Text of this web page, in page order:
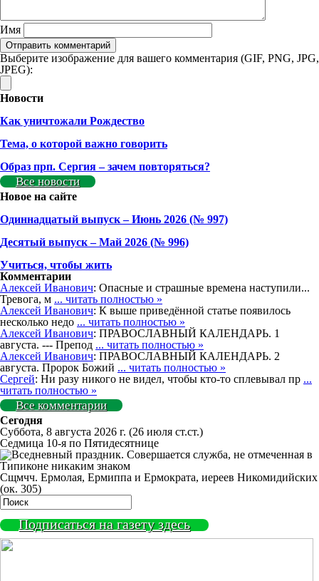
Имя
Выберите изображение для вашего комментария (GIF, PNG, JPG,
JPEG):
Новости
Как уничтожали Рождество
Тема, о которой важно говорить
Образ прп. Сергия – зачем повторяться?
Все новости
Новое на сайте
Одиннадцатый выпуск – Июнь 2026 (№ 997)
Деcятый выпуск – Май 2026 (№ 996)
Учиться, чтобы жить
Комментарии
Алексей Иванович: Опасные и страшные времена наступили...
Тревога, м ... читать полностью »
Алексей Иванович: К выше приведённой статье появилось
несколько недо ... читать полностью »
Алексей Иванович: ПРАВОСЛАВНЫЙ КАЛЕНДАРЬ. 1
августа. --- Препод ... читать полностью »
Алексей Иванович: ПРАВОСЛАВНЫЙ КАЛЕНДАРЬ. 2
августа. Пророк Божий ... читать полностью »
Сергей: Ни разу никого не видел, чтобы кто-то сплевывал пр ...
читать полностью »
Все комментарии
Сегодня
Суббота, 8 августа 2026 г. (26 июля ст.ст.)
Седмица 10-я по Пятидесятнице
Сщмчч. Ермолая, Ермиппа и Ермократа, иереев Никомидийских
(ок. 305)
Подписаться на газету здесь